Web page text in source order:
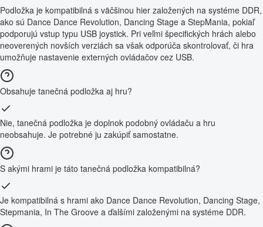
Podložka je kompatibilná s väčšinou hier založených na systéme DDR,
ako sú Dance Dance Revolution, Dancing Stage a StepMania, pokiaľ
podporujú vstup typu USB joystick. Pri veľmi špecifických hrách alebo
neoverených novších verziách sa však odporúča skontrolovať, či hra
umožňuje nastavenie externých ovládačov cez USB.
Obsahuje tanečná podložka aj hru?
Nie, tanečná podložka je doplnok podobný ovládaču a hru
neobsahuje. Je potrebné ju zakúpiť samostatne.
S akými hrami je táto tanečná podložka kompatibilná?
Je kompatibilná s hrami ako Dance Dance Revolution, Dancing Stage,
Stepmania, In The Groove a ďalšími založenými na systéme DDR.